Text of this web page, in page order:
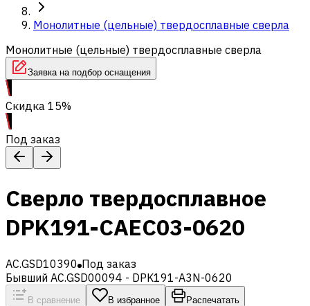
Монолитные (цельные) твердосплавные сверла
Монолитные (цельные) твердосплавные сверла
Заявка на подбор оснащения
Скидка 15%
Под заказ
Сверло твердосплавное
DPK191-CAEC03-0620
AC.GSD10390 Под заказ
Бывший AC.GSD00094 - DPK191-A3N-0620
В сравнение В избранное Распечатать